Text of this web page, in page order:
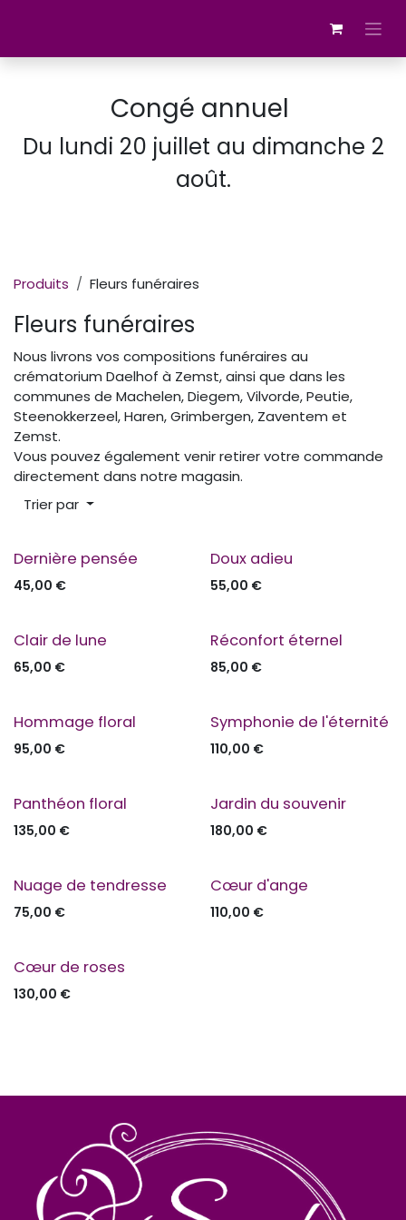
Congé annuel
Du lundi 20 juillet au dimanche 2
août.
Produits Fleurs funéraires
Fleurs funéraires
Nous livrons vos compositions funéraires au
crématorium Daelhof à Zemst, ainsi que dans les
communes de Machelen, Diegem, Vilvorde, Peutie,
Steenokkerzeel, Haren, Grimbergen, Zaventem et
Zemst.
Vous pouvez également venir retirer votre commande
directement dans notre magasin.
Trier par
Dernière pensée
45,00 €
Doux adieu
55,00 €
Clair de lune
65,00 €
Réconfort éternel
85,00 €
Hommage floral
95,00 €
Symphonie de l'éternité
110,00 €
Panthéon floral
135,00 €
Jardin du souvenir
180,00 €
Nuage de tendresse
75,00 €
Cœur d'ange
110,00 €
Cœur de roses
130,00 €